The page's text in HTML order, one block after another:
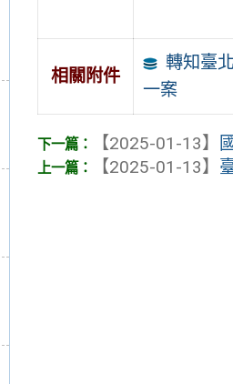
相關附件
轉知臺
一案
【2025-01-13】
【2025-01-13】